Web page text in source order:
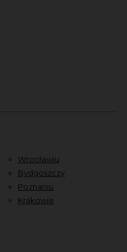
Wrocławiu
Bydgoszczy
Poznaniu
Krakowie